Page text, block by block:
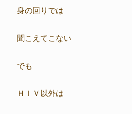
身の回りでは
聞こえてこない
でも
ＨＩＶ以外は